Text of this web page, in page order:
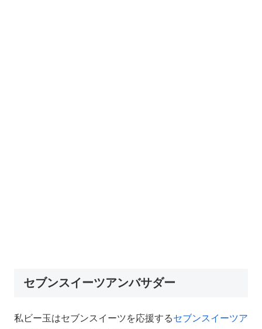
セブンスイーツアンバサダー
私ビー玉はセブンスイーツを応援するセブンスイーツア